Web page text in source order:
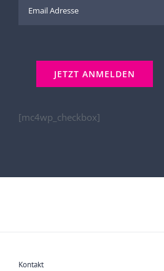
[mc4wp_checkbox]
Kontakt